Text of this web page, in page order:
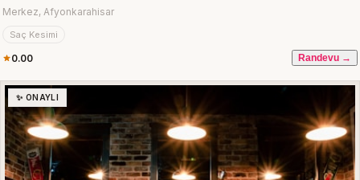
Merkez, Afyonkarahisar
Saç Kesimi
0.00 Randevu →
✨ ONAYLI